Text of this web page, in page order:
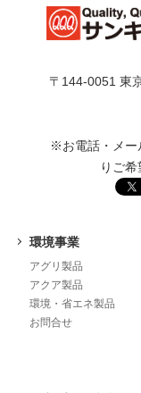
〒144-0051 東
※お電話・メー
りご
環境事業
アグリ製品
アクア製品
環境・省エネ製品
お問合せ